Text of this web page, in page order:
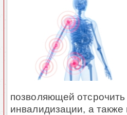
позволяющей
инвалидизации, а